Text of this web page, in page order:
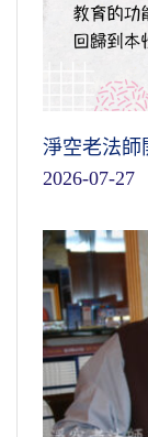
淨空老法師
2026-07-27